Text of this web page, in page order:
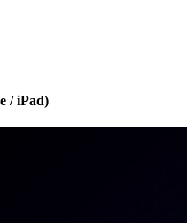
/ iPad)